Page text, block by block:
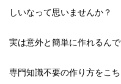
しいなって思いませんか？
実は意外と簡単に作れるんで
専門知識不要の作り方をこ